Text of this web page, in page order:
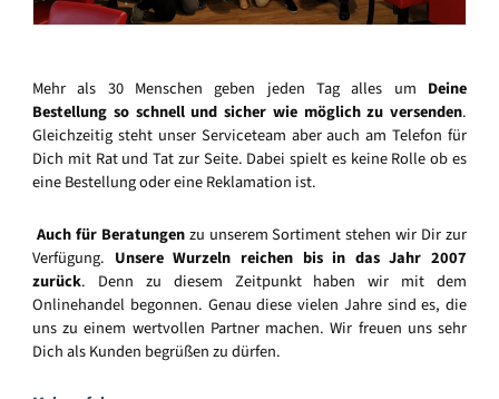
Mehr als 30 Menschen geben jeden Tag alles um Deine
Bestellung so schnell und sicher wie möglich zu versenden.
Gleichzeitig steht unser Serviceteam aber auch am Telefon für
Dich mit Rat und Tat zur Seite. Dabei spielt es keine Rolle ob es
eine Bestellung oder eine Reklamation ist.
Auch für Beratungenzu unserem Sortiment stehen wir Dir zur
Verfügung. Unsere Wurzeln reichen bis in das Jahr 2007
zurück. Denn zu diesem Zeitpunkt haben wir mit dem
Onlinehandel begonnen. Genau diese vielen Jahre sind es, die
uns zu einem wertvollen Partner machen. Wir freuen uns sehr
Dich als Kunden begrüßen zu dürfen.